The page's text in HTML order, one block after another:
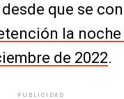
que se
la noche
de 2022.
PUBLICIDAD